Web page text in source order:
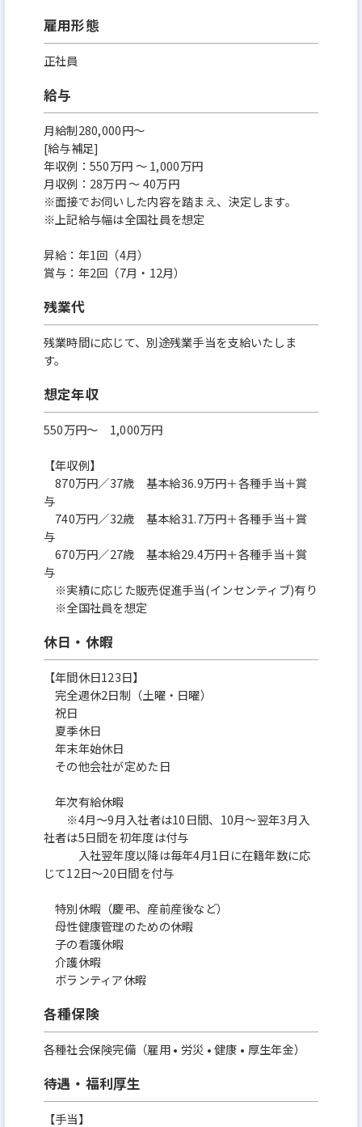
雇用形態
正社員
給与
月給制280,000円～
[給与補足]
年収例：550万円 ～ 1,000万円
月収例：28万円 ～ 40万円
※面接でお伺いした内容を踏まえ、決定します。
※上記給与幅は全国社員を想定
昇給：年1回（4月）
賞与：年2回（7月・12月）
残業代
残業時間に応じて、別途残業手当を支給いたしま
す。
想定年収
550万円〜 1,000万円
【年収例】
870万円／37歳 基本給36.9万円＋各種手当＋賞
与
740万円／32歳 基本給31.7万円＋各種手当＋賞
与
670万円／27歳 基本給29.4万円＋各種手当＋賞
与
※実績に応じた販売促進手当(インセンティブ)有り
※全国社員を想定
休日・休暇
【年間休日123日】
完全週休2日制（土曜・日曜）
祝日
夏季休日
年末年始休日
その他会社が定めた日
年次有給休暇
※4月～9月入社者は10日間、10月～翌年3月入
社者は5日間を初年度は付与
入社翌年度以降は毎年4月1日に在籍年数に応
じて12日～20日間を付与
特別休暇（慶弔、産前産後など）
母性健康管理のための休暇
子の看護休暇
介護休暇
ボランティア休暇
各種保険
各種社会保険完備（雇用 • 労災 • 健康 • 厚生年金）
待遇・福利厚生
【手当】